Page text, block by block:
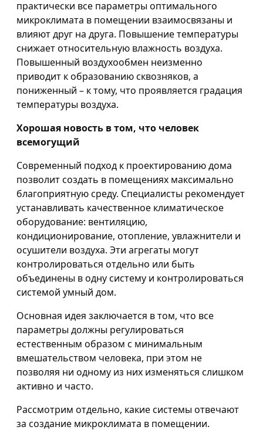
практически все параметры оптимального
микроклимата в помещении взаимосвязаны и
влияют друг на друга. Повышение температуры
снижает относительную влажность воздуха.
Повышенный воздухообмен неизменно
приводит к образованию сквозняков, а
пониженный – к тому, что проявляется градация
температуры воздуха.
Хорошая новость в том, что человек
всемогущий
Современный подход к проектированию дома
позволит создать в помещениях максимально
благоприятную среду. Специалисты рекомендует
устанавливать качественное климатическое
оборудование: вентиляцию,
кондиционирование, отопление, увлажнители и
осушители воздуха. Эти агрегаты могут
контролироваться отдельно или быть
объединены в одну систему и контролироваться
системой умный дом.
Основная идея заключается в том, что все
параметры должны регулироваться
естественным образом с минимальным
вмешательством человека, при этом не
позволяя ни одному из них изменяться слишком
активно и часто.
Рассмотрим отдельно, какие системы отвечают
за создание микроклимата в помещении.